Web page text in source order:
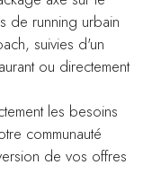
de running urbain
suivies d'un
ou directement
les besoins
communauté
de vos offres